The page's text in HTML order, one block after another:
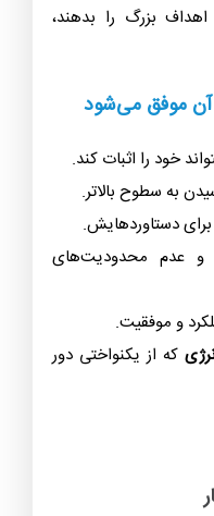
بزرگ را بدهند،
خود را اثبات کند.
به سطوح بالاتر.
برای دستاوردهایش.
و عدم محدودیت‌های
و موفقیت.
که از یکنواختی دور